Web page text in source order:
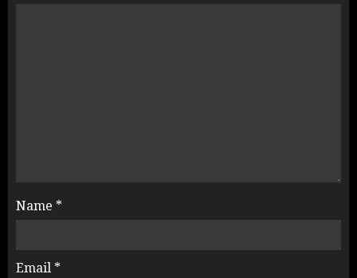
Name *
Email *